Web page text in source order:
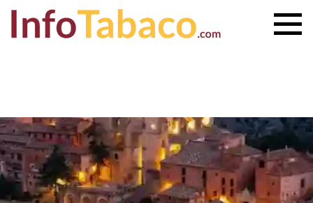
ESTANCO MÁS CERCANO
CONTACTO